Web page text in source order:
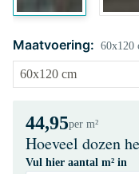
Maatvoering: 60x120
44,95per m²
Hoeveel dozen
Vul hier aantal m² in